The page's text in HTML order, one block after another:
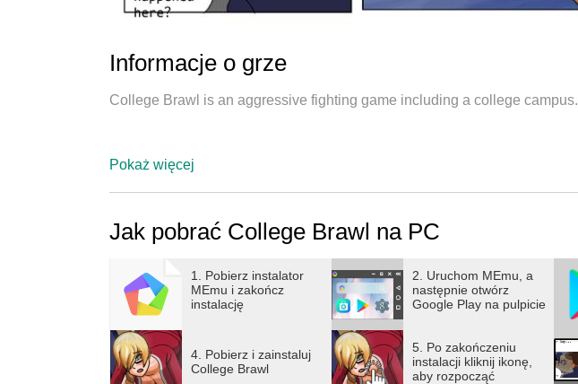
Informacje o grze
College Brawl is an aggressive fighting game including a college campus.
Pokaż więcej
Jak pobrać College Brawl na PC
1. Pobierz instalator
MEmu i zakończ
instalację
2. Uruchom MEmu, a
następnie otwórz
Google Play na pulpicie
4. Pobierz i zainstaluj
College Brawl
5. Po zakończeniu
instalacji kliknij ikonę,
aby rozpocząć